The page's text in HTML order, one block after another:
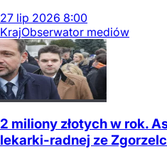
27 lip 2026 8:00
KrajObserwator mediów
2 miliony złotych w rok.
lekarki-radnej ze